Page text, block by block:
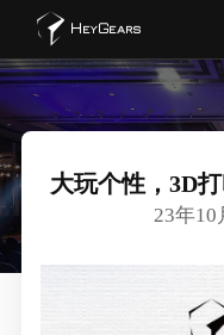
大玩个性，3D
23年10